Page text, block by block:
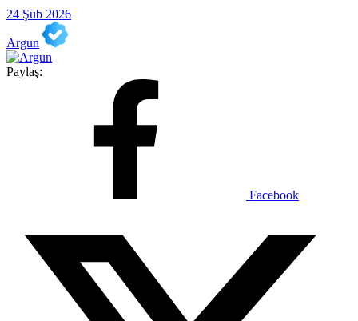
24 Şub 2026
Argun
Paylaş:
Facebook